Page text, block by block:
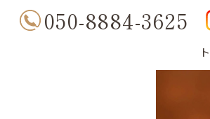
050-8884-3625